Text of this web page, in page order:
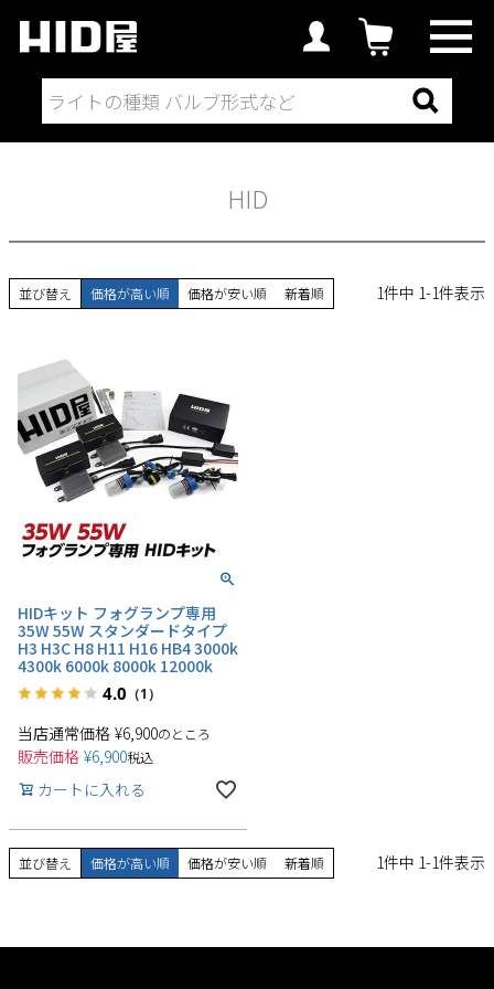
HID
並び替え 価格が高い順 価格が安い順 新着順 1件中 1-1件表示
HIDキット フォグランプ専用
35W 55W スタンダードタイプ
H3 H3C H8 H11 H16 HB4 3000k
4300k 6000k 8000k 12000k
4.0 （1）
当店通常価格 ¥6,900のところ
販売価格 ¥6,900税込
カートに入れる
並び替え 価格が高い順 価格が安い順 新着順 1件中 1-1件表示